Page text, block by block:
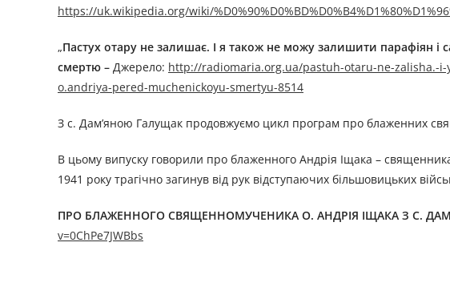
https://uk.wikipedia.org/wiki/
„Пастух отару не залишає. І я також не можу залишити парафіян і
смертю – Джерелo: http://radiomaria.org.ua/pastuh-otaru-ne-zalisha.-
o.andriya-pered-muchenickoyu-smertyu-8514
З с. Дам’яною Галущак продовжуємо цикл програм про блаженних
В цьому випуску говорили про блаженного Андрія Іщака –
1941 року трагічно загинув від рук відступаючих більшовицьких
ПРО БЛАЖЕННОГО СВЯЩЕННОМУЧЕНИКА O. АНДРІЯ ІЩАКА З С.
v=0ChPe7JWBbs